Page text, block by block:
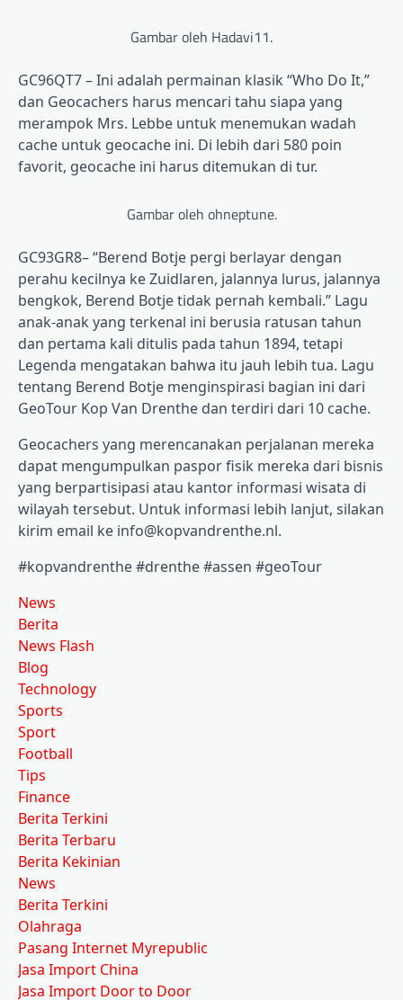
Gambar oleh Hadavi11.
GC96QT7 – Ini adalah permainan klasik “Who Do It,”
dan Geocachers harus mencari tahu siapa yang
merampok Mrs. Lebbe untuk menemukan wadah
cache untuk geocache ini. Di lebih dari 580 poin
favorit, geocache ini harus ditemukan di tur.
Gambar oleh ohneptune.
GC93GR8– “Berend Botje pergi berlayar dengan
perahu kecilnya ke Zuidlaren, jalannya lurus, jalannya
bengkok, Berend Botje tidak pernah kembali.” Lagu
anak-anak yang terkenal ini berusia ratusan tahun
dan pertama kali ditulis pada tahun 1894, tetapi
Legenda mengatakan bahwa itu jauh lebih tua. Lagu
tentang Berend Botje menginspirasi bagian ini dari
GeoTour Kop Van Drenthe dan terdiri dari 10 cache.
Geocachers yang merencanakan perjalanan mereka
dapat mengumpulkan paspor fisik mereka dari bisnis
yang berpartisipasi atau kantor informasi wisata di
wilayah tersebut. Untuk informasi lebih lanjut, silakan
kirim email ke info@kopvandrenthe.nl.
#kopvandrenthe #drenthe #assen #geoTour
News
Berita
News Flash
Blog
Technology
Sports
Sport
Football
Tips
Finance
Berita Terkini
Berita Terbaru
Berita Kekinian
News
Berita Terkini
Olahraga
Pasang Internet Myrepublic
Jasa Import China
Jasa Import Door to Door